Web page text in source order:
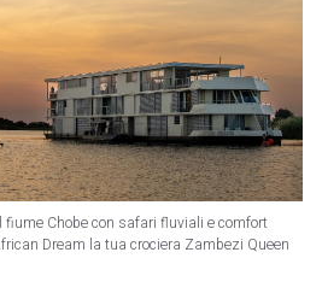
fiume Chobe con safari fluviali e comfort
Dream la tua crociera Zambezi Queen